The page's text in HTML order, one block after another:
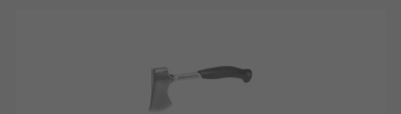
と強度が不足します。つまり、優れた伐採用の斧に
は、パワーと精度の適切なバランスが必要です。そ